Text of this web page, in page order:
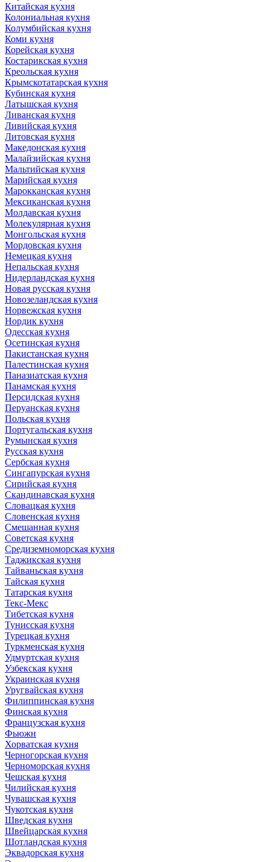
Китайская кухня
Колониальная кухня
Колумбийская кухня
Коми кухня
Корейская кухня
Костарикская кухня
Креольская кухня
Крымскотатарская кухня
Кубинская кухня
Латышская кухня
Ливанская кухня
Ливийская кухня
Литовская кухня
Македонская кухня
Малайзийская кухня
Мальтийская кухня
Марийская кухня
Марокканская кухня
Мексиканская кухня
Молдавская кухня
Молекулярная кухня
Монгольская кухня
Мордовская кухня
Немецкая кухня
Непальская кухня
Нидерландская кухня
Новая русская кухня
Новозеландская кухня
Норвежская кухня
Нордик кухня
Одесская кухня
Осетинская кухня
Пакистанская кухня
Палестинская кухня
Паназиатская кухня
Панамская кухня
Персидская кухня
Перуанская кухня
Польская кухня
Португальская кухня
Румынская кухня
Русская кухня
Сербская кухня
Сингапурская кухня
Сирийская кухня
Скандинавская кухня
Словацкая кухня
Словенская кухня
Смешанная кухня
Советская кухня
Средиземноморская кухня
Таджикская кухня
Тайваньская кухня
Тайская кухня
Татарская кухня
Текс-Мекс
Тибетская кухня
Тунисская кухня
Турецкая кухня
Туркменская кухня
Удмуртская кухня
Узбекская кухня
Украинская кухня
Уругвайская кухня
Филиппинская кухня
Финская кухня
Французская кухня
Фьюжн
Хорватская кухня
Черногорская кухня
Черноморская кухня
Чешская кухня
Чилийская кухня
Чувашская кухня
Чукотская кухня
Шведская кухня
Швейцарская кухня
Шотландская кухня
Эквадорская кухня